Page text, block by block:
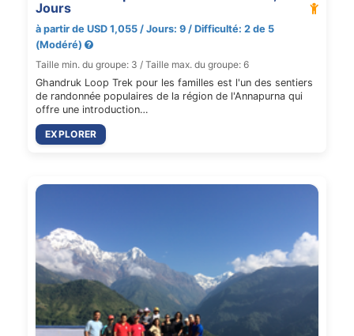
Jours
à partir de USD 1,055 / Jours: 9 / Difficulté: 2 de 5
(Modéré)
Taille min. du groupe: 3 / Taille max. du groupe: 6
Ghandruk Loop Trek pour les familles est l'un des sentiers
de randonnée populaires de la région de l'Annapurna qui
offre une introduction…
EXPLORER